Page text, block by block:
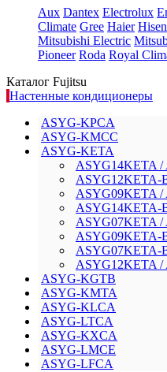
Aux Dantex Electrolux
Climate Gree Haier
Mitsubishi Electric
Pioneer Roda Royal
Каталог Fujitsu
Настенные кондиционеры
ASYG-KPCA
ASYG-KMCC
ASYG-KETA
ASYG14KETA
ASYG12KETA-
ASYG09KETA
ASYG14KETA-
ASYG07KETA
ASYG09KETA-
ASYG07KETA-
ASYG12KETA
ASYG-KGTB
ASYG-KMTA
ASYG-KLCA
ASYG-LTCA
ASYG-KXCA
ASYG-LMCE
ASYG-LFCA